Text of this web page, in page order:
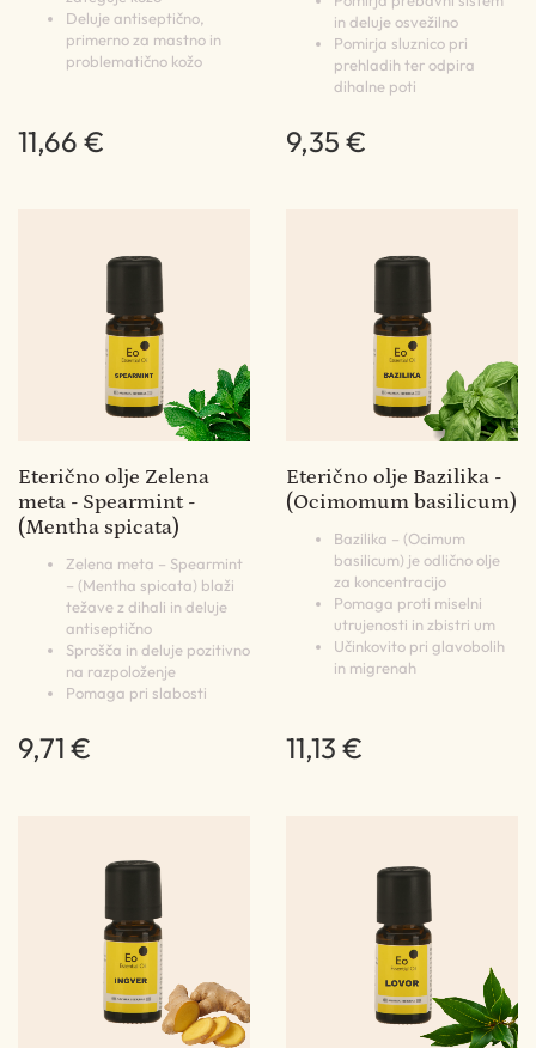
Deluje antiseptično,
primerno za mastno in
problematično kožo
11,66 €
in deluje osvežilno
Pomirja sluznico pri
prehladih ter odpira
dihalne poti
9,35 €
Eterično olje Zelena
meta - Spearmint -
(Mentha spicata)
Zelena meta – Spearmint
– (Mentha spicata) blaži
težave z dihali in deluje
antiseptično
Sprošča in deluje pozitivno
na razpoloženje
Pomaga pri slabosti
9,71 €
Eterično olje Bazilika -
(Ocimomum basilicum)
Bazilika – (Ocimum
basilicum) je odlično olje
za koncentracijo
Pomaga proti miselni
utrujenosti in zbistri um
Učinkovito pri glavobolih
in migrenah
11,13 €